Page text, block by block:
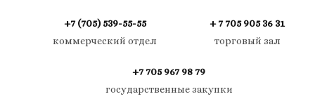
+7 (705) 539-55-55
коммерческий отдел
+ 7 705 905 36 31
торговый зал
+7 705 967 98 79
государственные закупки